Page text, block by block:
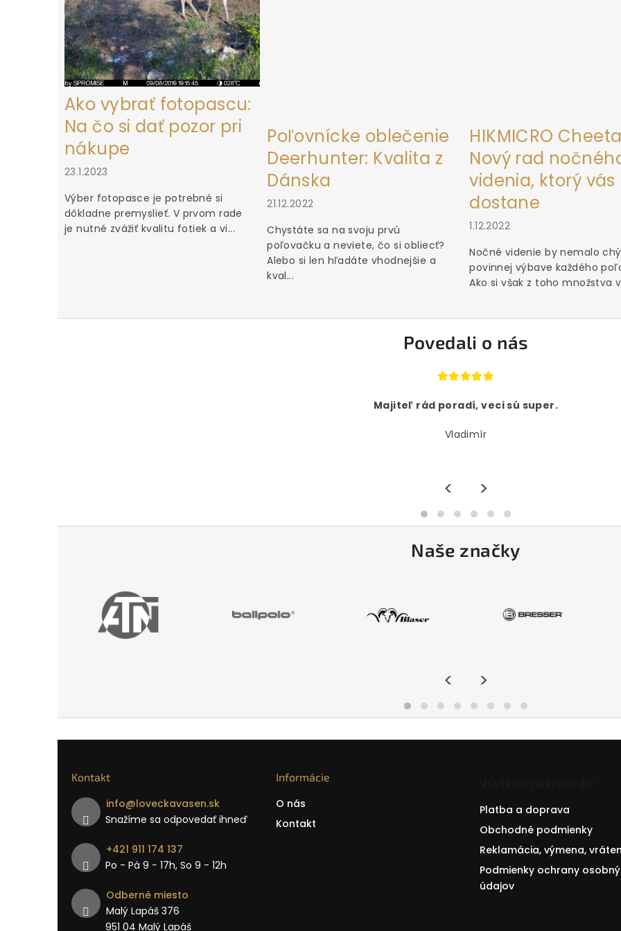
Ako vybrať fotopascu:
Na čo si dať pozor pri
nákupe
23.1.2023
Výber fotopasce je potrebné si
dôkladne premyslieť. V prvom rade
je nutné zvážiť kvalitu fotiek a vi...
Poľovnícke oblečenie
Deerhunter: Kvalita z
Dánska
21.12.2022
Chystáte sa na svoju prvú
poľovačku a neviete, čo si obliecť?
Alebo si len hľadáte vhodnejšie a
kval...
HIKMICRO
Nový rad
videnia, ktorý vás
dostane
1.12.2022
Nočné videnie by nemalo
povinnej výbave každého
Ako si však z toho množstva
Povedali o nás
Majiteľ rád poradí, veci sú super.
Vladimír
< >
Naše značky
< >
Kontakt
info@loveckavasen.sk
Snažíme sa odpovedať ihneď
+421 911 174 137
Po - Pá 9 − 17h, So 9 - 12h
Odberné miesto
Malý Lapáš 376
951 04 Malý Lapáš
Informácie
O nás
Kontakt
Platba a doprava
Obchodné podmienky
Reklamácia, výmena,
Podmienky ochrany
údajov